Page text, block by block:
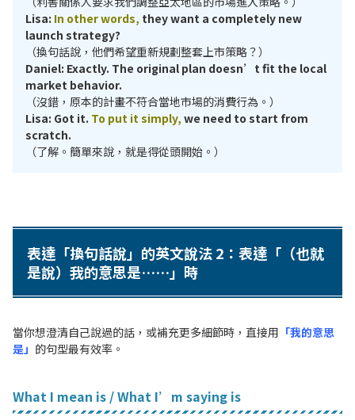
Lisa: In other words, they want a completely new
launch strategy?
（換句話說，他們希望重新規劃整套上市策略？）
Daniel: Exactly. The original plan doesn’t fit the local
market behavior.
（沒錯，原本的計畫不符合當地市場的消費行為。）
Lisa: Got it. To put it simply, we need to start from
scratch.
（了解。簡單來說，就是得從頭開始。）
表達「換句話說」的英文說法 2：表達「（也就
是說）我的意思是……」時
當你想澄清自己說過的話，或補充更多細節時，直接用 「我的意思
是」 的句型最有效率。
What I mean is / What I’m saying is